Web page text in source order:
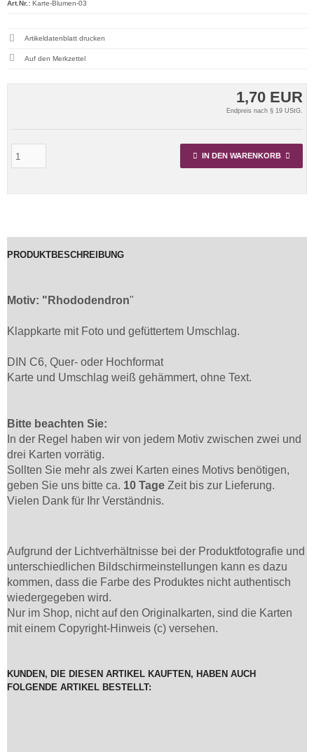
1,70 EUR
Endpreis nach § 19 UStG.
IN DEN WARENKORB
Art.Nr.: Karte-Blumen-03
Artikeldatenblatt drucken
PRODUKTBESCHREIBUNG
Motiv: "Rhododendron"
Klappkarte mit Foto und gefüttertem Umschlag.
DIN C6, Quer- oder Hochformat
Karte und Umschlag weiß gehämmert, ohne Text.
Bitte beachten Sie:
In der Regel haben wir von jedem Motiv zwischen zwei und
drei Karten vorrätig.
Sollten Sie mehr als zwei Karten eines Motivs benötigen,
geben Sie uns bitte ca. 10 Tage Zeit bis zur Lieferung.
Vielen Dank für Ihr Verständnis.
Aufgrund der Lichtverhältnisse bei der Produktfotografie und
unterschiedlichen Bildschirmeinstellungen kann es dazu
kommen, dass die Farbe des Produktes nicht authentisch
wiedergegeben wird.
Nur im Shop, nicht auf den Originalkarten, sind die Karten
mit einem Copyright-Hinweis (c) versehen.
KUNDEN, DIE DIESEN ARTIKEL KAUFTEN, HABEN AUCH
FOLGENDE ARTIKEL BESTELLT: